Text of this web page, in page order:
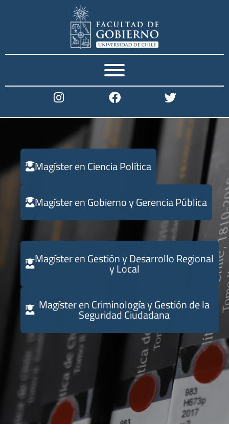
Magíster en Ciencia Política
Magíster en Gobierno y Gerencia Pública
Magíster en Gestión y Desarrollo Regional
y Local
Magíster en Criminología y Gestión de la
Seguridad Ciudadana
y
MÁS INFORMACIÓN